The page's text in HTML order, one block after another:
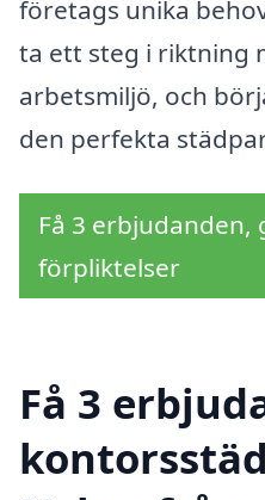
företags unika
ta ett steg i riktning
arbetsmiljö, och
den perfekta
Få 3 erbjudanden,
förpliktelser
Få 3